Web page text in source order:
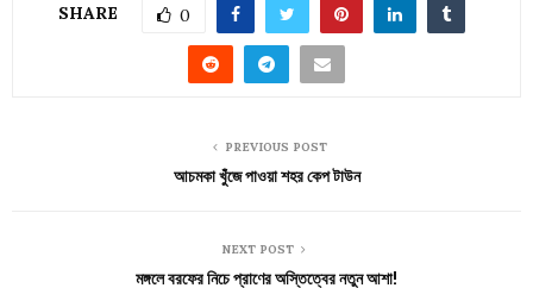
SHARE 0
PREVIOUS POST
আচমকা খুঁজে পাওয়া শহর কেপ টাউন
NEXT POST
মঙ্গলে বরফের নিচে প্রাণের অস্তিত্বের নতুন আশা!